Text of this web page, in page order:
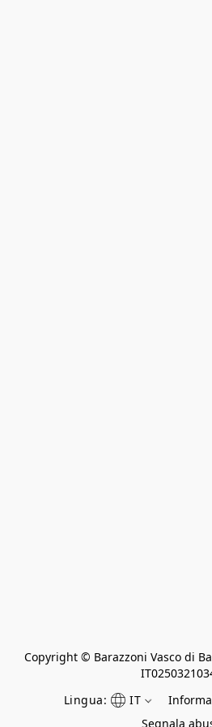
Copyright © Barazzoni Vasco di
Lingua:
IT
Segnala